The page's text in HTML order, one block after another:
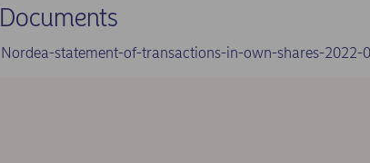
Documents
Nordea-statement-of-transactions-in-own-shares-2022-